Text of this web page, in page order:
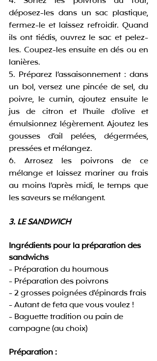
déposez-les dans un sac plastique,
fermez-le et laissez refroidir. Quand
ils ont tiédis, ouvrez le sac et pelez-
les. Coupez-les ensuite en dés ou en
lanières.
5. Préparez l’assaisonnement : dans
un bol, versez une pincée de sel, du
poivre, le cumin, ajoutez ensuite le
jus de citron et l’huile d’olive et
émulsionnez légèrement. Ajoutez les
gousses d’ail pelées, dégermées,
pressées et mélangez.
6. Arrosez les poivrons de ce
mélange et laissez mariner au frais
au moins l’après midi, le temps que
les saveurs se mélangent.
3. LE SANDWICH
Ingrédients pour la préparation des
sandwichs
- Préparation du houmous
- Préparation des poivrons
- 2 grosses poignées d'épinards frais
- Autant de feta que vous voulez !
- Baguette tradition ou pain de
campagne (au choix)
Préparation :